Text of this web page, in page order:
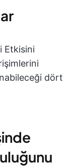
Etkisini
dört